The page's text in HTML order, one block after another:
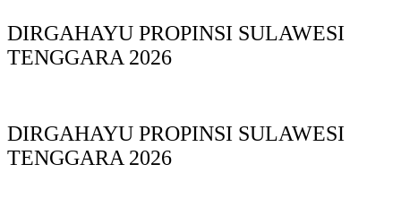
DIRGAHAYU PROPINSI SULAWESI
TENGGARA 2026
DIRGAHAYU PROPINSI SULAWESI
TENGGARA 2026